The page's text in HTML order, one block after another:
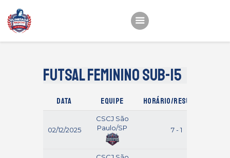
Início
Fotos
Atletas
Classificação
Sagrado Rede de
Futsal Feminino Sub-15
Data Equipe Horário/Resultado
02/12/2025
CSCJ São
Paulo/SP
7 - 1